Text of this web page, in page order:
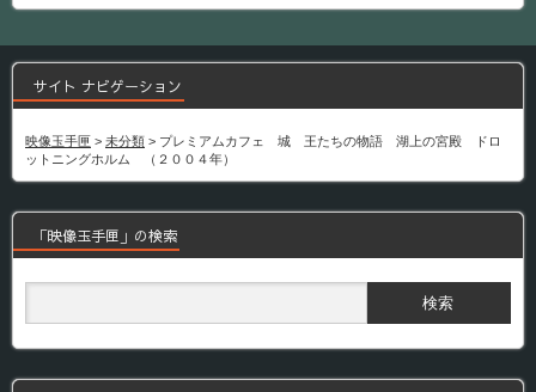
サイト ナビゲーション
映像玉手匣 > 未分類 > プレミアムカフェ 城 王たちの物語 湖上の宮殿 ドロ
ットニングホルム （２００４年）
「映像玉手匣」の検索